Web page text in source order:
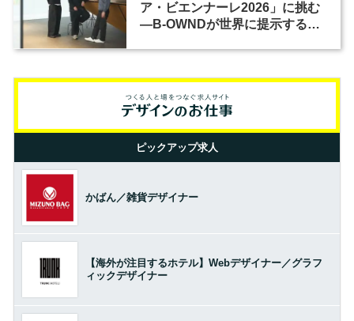
ア・ビエンナーレ2026」に挑む
―B-OWNDが世界に提示する美
ピックアップ求人
かばん／雑貨デザイナー
【海外が注目するホテル】Webデザイナー／グラフ
ィックデザイナー